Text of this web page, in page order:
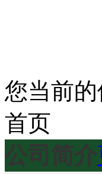
您当前的
首页
公司简介